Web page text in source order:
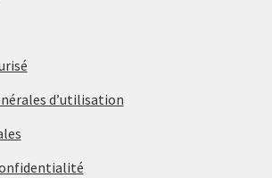
d’utilisation